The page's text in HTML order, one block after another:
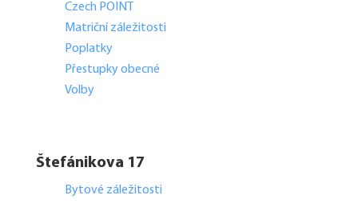
Czech POINT
Matriční záležitosti
Poplatky
Přestupky obecné
Volby
Štefánikova 17
Bytové záležitosti